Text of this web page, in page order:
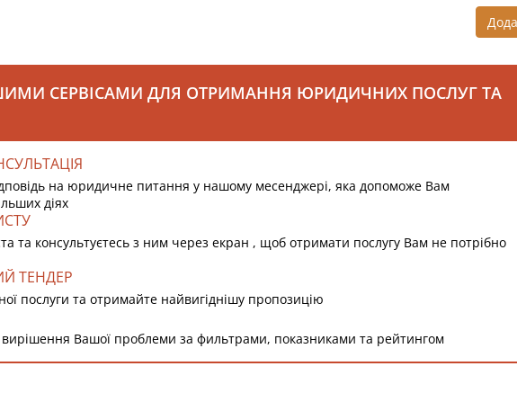
СЕРВІСАМИ ДЛЯ ОТРИМАННЯ ЮРИДИЧНИХ ПОСЛУГ ТА
на юридичне питання у нашому месенджері, яка допоможе Вам
діях
та консультуєтесь з ним через екран , щоб отримати послугу Вам не потрібно
ТЕНДЕР
послуги та отримайте найвигіднішу пропозицію
Вашої проблеми за фильтрами, показниками та рейтингом